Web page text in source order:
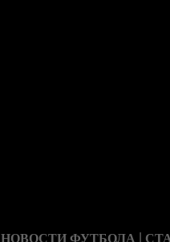
НОВОСТИ ФУТБОЛА |